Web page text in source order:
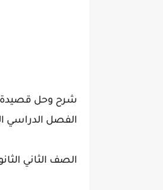
شرح وحل قصيدة
الفصل الدراسي
الصف الثاني